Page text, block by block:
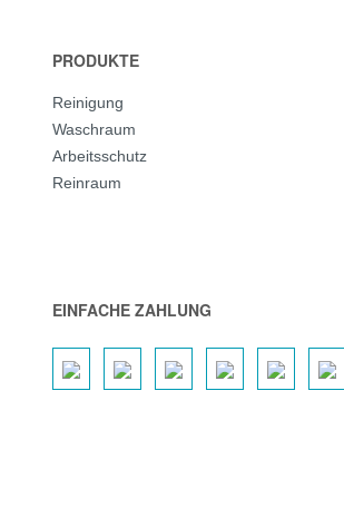
PRODUKTE
Reinigung
Waschraum
Arbeitsschutz
Reinraum
EINFACHE ZAHLUNG